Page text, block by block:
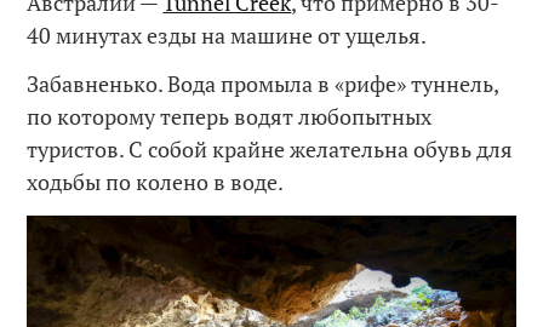
40 минутах езды на машине от ущелья.
Забавненько. Вода промыла в «рифе» туннель,
по которому теперь водят любопытных
туристов. С собой крайне желательна обувь для
ходьбы по колено в воде.